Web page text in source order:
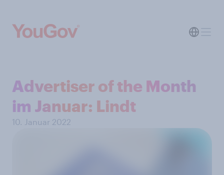
Advertiser of the Month
im Januar: Lindt
10. Januar 2022